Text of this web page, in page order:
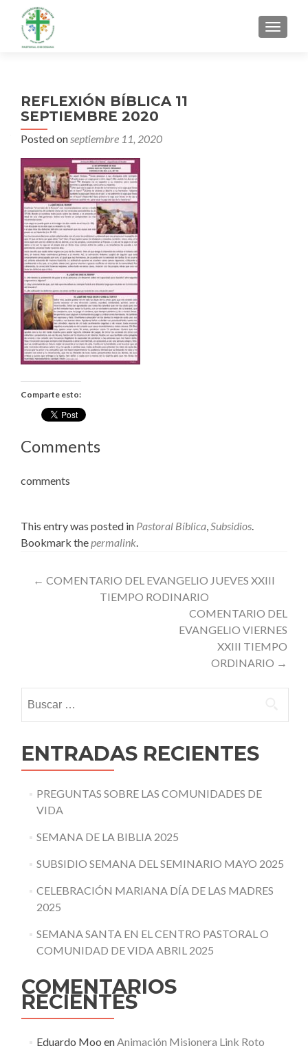
MENU
REFLEXIÓN BÍBLICA 11
SEPTIEMBRE 2020
Posted onseptiembre 11, 2020
Comparte esto:
Comments
comments
This entry was posted in Pastoral Bíblica,Subsidios.
Bookmark thepermalink.
Post
navigation
← COMENTARIO DEL EVANGELIO JUEVES XXIII
TIEMPO RODINARIO
COMENTARIO DEL
EVANGELIO VIERNES
XXIII TIEMPO
ORDINARIO →
ENTRADAS RECIENTES
PREGUNTAS SOBRE LAS COMUNIDADES DE
VIDA
SEMANA DE LA BIBLIA 2025
SUBSIDIO SEMANA DEL SEMINARIO MAYO 2025
CELEBRACIÓN MARIANA DÍA DE LAS MADRES
2025
SEMANA SANTA EN EL CENTRO PASTORAL O
COMUNIDAD DE VIDA ABRIL 2025
COMENTARIOS
RECIENTES
Eduardo Moo enAnimación Misionera Link Roto